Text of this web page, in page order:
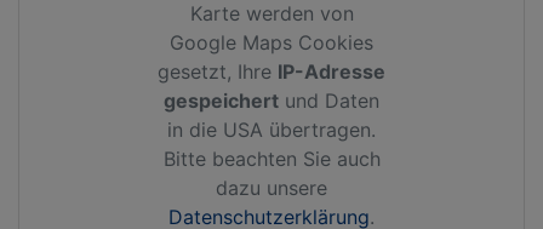
Karte werden von
Google Maps Cookies
gesetzt, Ihre IP-Adresse
gespeichert und Daten
in die USA übertragen.
Bitte beachten Sie auch
dazu unsere
Datenschutzerklärung.